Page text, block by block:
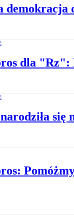
demokracja
dla "Rz":
się